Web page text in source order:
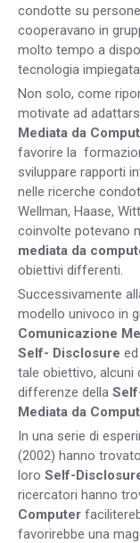
condotte su
cooperavano in
molto tempo a
tecnologia
Non solo, come
motivate ad
Mediata da
favorire la
sviluppare rapporti
nelle ricerche
Wellman, Haase,
coinvolte potevano
mediata da
obiettivi differenti.
Successivamente
modello univoco in
Comunicazione
Self- Disclosure
tale obiettivo, alcuni
differenze della
Mediata da
In una serie di
(2002) hanno
loro Self-
ricercatori hanno
Computer
favorirebbe una